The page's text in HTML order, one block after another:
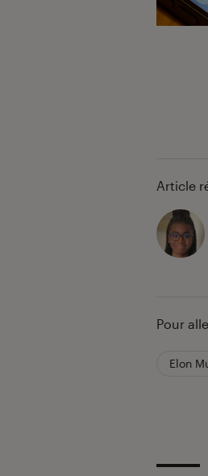
Article
Pour
Elon